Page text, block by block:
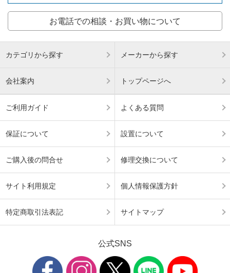
お電話での相談・お買い物について
カテゴリから探す メーカーから探す
会社案内 トップページへ
ご利用ガイド よくある質問
保証について 設置について
ご購入後の問合せ 修理交換について
サイト利用規定 個人情報保護方針
特定商取引法表記 サイトマップ
公式SNS